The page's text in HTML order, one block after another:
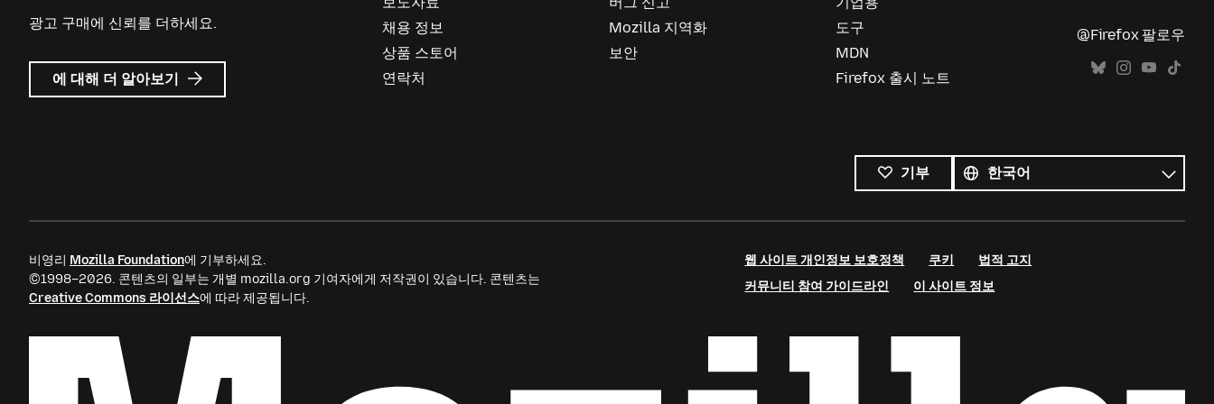
광고 구매에 신뢰를 더하세요.
Mozilla
Ads
에 대해 더 알아보기
채용 정보
상품 스토어
연락처
Mozilla 지역화
보안
도구
MDN
Firefox 출시 노트
@Firefox 팔로우
기부
언어
언어
비영리 Mozilla Foundation에 기부하세요.
©1998–2026. 콘텐츠의 일부는 개별 mozilla.org 기여자에게 저작권이 있습니다. 콘텐츠는
Creative Commons 라이선스에 따라 제공됩니다.
웹 사이트 개인정보 보호정책 쿠키
법적 고지
커뮤니티 참여 가이드라인
이 사이트 정보